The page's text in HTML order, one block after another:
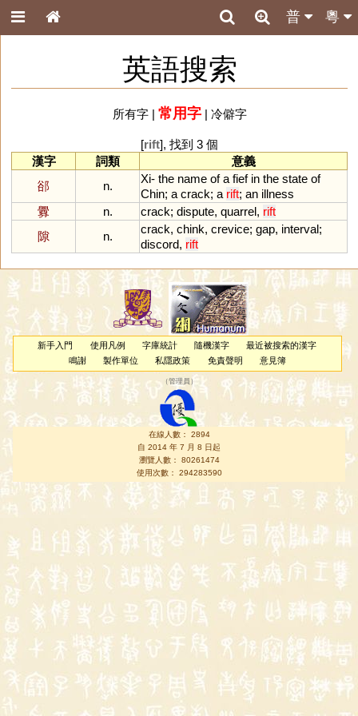
粵
普
英語搜索
所有字| 常用字| 冷僻字
[rift], 找到 3 個
漢字
詞類
意義
郤
n.
Xi- the name of a fief in the state of
Chin; a crack; a rift; an illness
釁
n. crack; dispute, quarrel, rift
隙
n.
crack, chink, crevice; gap, interval;
discord, rift
新手入門 使用凡例 字庫統計 隨機漢字
最近被搜索的漢字
鳴謝
製作單位 私隱政策 免責聲明 意見簿
（管理員 ）
在線人數： 2894
自 2014 年 7 月 8 日起
瀏覽人數： 80261474
使用次數： 294283590